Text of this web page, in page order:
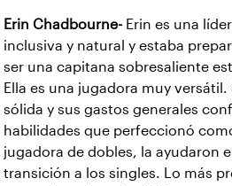
Erin Chadbourne- Erin es una líder
inclusiva y natural y estaba
ser una capitana sobresaliente
Ella es una jugadora muy versátil.
sólida y sus gastos generales
habilidades que perfeccionó
jugadora de dobles, la ayudaron
transición a los singles. Lo más